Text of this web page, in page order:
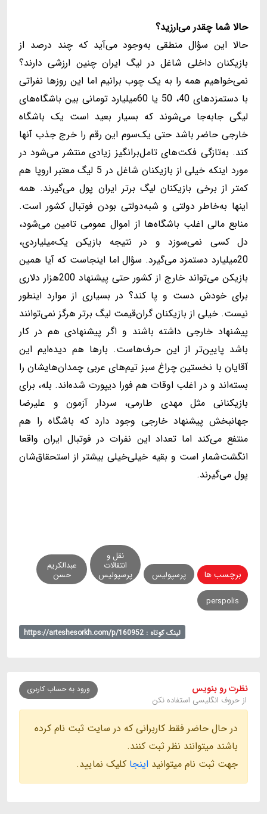
حالا شما چقدر می‌ارزید؟
حالا این سؤال منطقی به‌وجود می‌آید که چند درصد از
بازیکنان داخلی شاغل در لیگ ایران چنین ارزشی دارند؟
نمی‌خواهیم همه را به یک چوب برانیم اما این روزها نفراتی
با دستمزدهای 40، 50 یا 60‌میلیارد تومانی بین باشگاه‌های
لیگی جابه‌جا می‌شوند که بسیار بعید است یک باشگاه
خارجی حاضر باشد حتی یک‌سوم این رقم را خرج جذب آنها
کند. به‌تازگی فکت‌های تامل‌برانگیز زیادی منتشر می‌شود در
مورد اینکه خیلی از بازیکنان شاغل در 5 لیگ معتبر اروپا هم
کمتر از برخی بازیکنان لیگ برتر ایران پول می‌گیرند. همه
اینها به‌خاطر دولتی و شبه‌دولتی بودن فوتبال کشور است.
منابع مالی اغلب باشگاه‌ها از اموال عمومی تامین می‌شود،
دل کسی نمی‌سوزد و در نتیجه بازیکن یک‌میلیاردی،
20میلیارد دستمزد می‌گیرد. سؤال اما اینجاست که آیا همین
بازیکن می‌تواند خارج از کشور حتی پیشنهاد 200هزار دلاری
برای خودش دست و پا کند؟ در بسیاری از موارد اینطور
نیست. خیلی از بازیکنان گران‌قیمت لیگ برتر هرگز نمی‌توانند
پیشنهاد خارجی داشته باشند و اگر پیشنهادی هم در کار
باشد پایین‌تر از این حرف‌هاست. بارها هم دیده‌ایم این
آقایان با نخستین چراغ سبز تیم‌های عربی چمدان‌هایشان را
بسته‌اند و در اغلب اوقات هم فورا دیپورت شده‌اند. بله، برای
بازیکنانی مثل مهدی طارمی، سردار آزمون و علیرضا
جهانبخش پیشنهاد خارجی وجود دارد که باشگاه را هم
منتفع می‌کند اما تعداد این نفرات در فوتبال ایران واقعا
انگشت‌شمار است و بقیه خیلی‌خیلی بیشتر از استحقاق‌شان
پول می‌گیرند.
برچسب ها پرسپولیس
نقل و
انتقالات
پرسپولیس
عبدالکریم
حسن
perspolis
لینک کوتاه : https://arteshesorkh.com/p/160952
نظرت رو بنویس
از حروف انگلیسی استفاده نکن
ورود به حساب کاربری
در حال حاضر فقط کاربرانی که در سایت ثبت نام کرده
باشند میتوانند نظر ثبت کنند.
جهت ثبت نام میتوانید اینجا کلیک نمایید.